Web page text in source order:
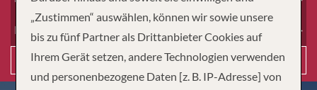
Reiseart
Suchen
„Zustimmen“ auswählen, können wir sowie unsere
bis zu fünf Partner als Drittanbieter Cookies auf
Ihrem Gerät setzen, andere Technologien verwenden
und personenbezogene Daten [z. B. IP-Adresse] von